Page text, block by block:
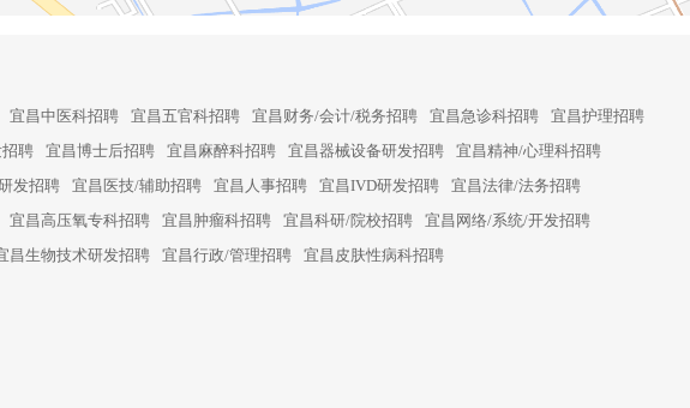
宜昌中医科招聘 宜昌五官科招聘 宜昌财务/会计/税务招聘 宜昌急诊科招聘
宜昌护理招聘
聘 宜昌博士后招聘 宜昌麻醉科招聘 宜昌器械设备研发招聘
宜昌精神/心理科招聘
发招聘 宜昌医技/辅助招聘 宜昌人事招聘 宜昌IVD研发招聘
宜昌法律/法务招聘
宜昌高压氧专科招聘 宜昌肿瘤科招聘 宜昌科研/院校招聘
宜昌网络/系统/开发招聘
昌生物技术研发招聘 宜昌行政/管理招聘 宜昌皮肤性病科招聘